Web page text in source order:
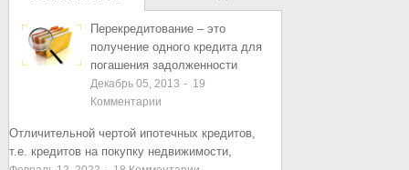
ЗАПИСИ ЗАПИСИ
Перекредитование – это
получение одного кредита для
погашения задолженности
Декабрь 05, 2013 - 19
Комментарии
Отличительной чертой ипотечных кредитов,
т.е. кредитов на покупку недвижимости,